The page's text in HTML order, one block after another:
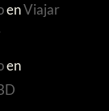
enViajar
en